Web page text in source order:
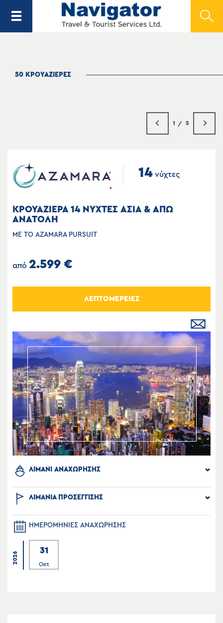
50 ΚΡΟΥΑΖΙΕΡΕΣ
1 5
14 νύχτες
ΚΡΟΥΑΖΙΕΡΑ 14 ΝΥΧΤΕΣ ΑΣΙΑ & ΑΠΩ
ΑΝΑΤΟΛΗ
ΜΕ ΤΟ AZAMARA PURSUIT
από 2.599 €
ΛΕΠΤΟΜΕΡΕΙΕΣ
ΛΙΜΑΝΙ ΑΝΑΧΩΡΗΣΗΣ
ΛΙΜΑΝΙΑ ΠΡΟΣΕΓΓΙΣΗΣ
ΗΜΕΡΟΜΗΝΙΕΣ ΑΝΑΧΩΡΗΣΗΣ
2026
31
Οκτ